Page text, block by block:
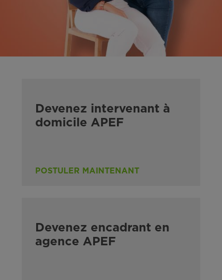
Devenez intervenant à
domicile APEF
POSTULER MAINTENANT
Devenez encadrant en
agence APEF